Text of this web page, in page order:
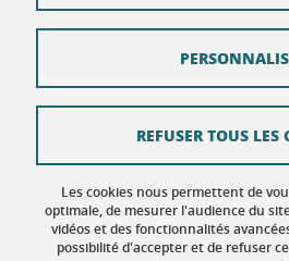
Crédits
Données personnelles : politique
Politique des Cookies
Gestion des cookies
Accessibilité : non conforme
Les cookies nous permettent de
optimale, de mesurer l'audience du
vidéos et des fonctionnalités
possibilité d'accepter et de refuser
REFUSER TOUS LES